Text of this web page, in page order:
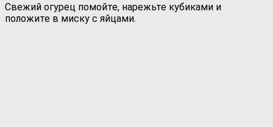
Свежий огурец помойте, нарежьте кубиками и
положите в миску с яйцами.